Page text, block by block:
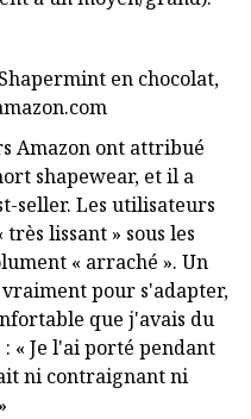
en chocolat,
Amazon ont attribué
shapewear, et il a
seller. Les utilisateurs
lissant » sous les
« arraché ». Un
pour s'adapter,
que j'avais du
« Je l'ai porté pendant
ni contraignant ni